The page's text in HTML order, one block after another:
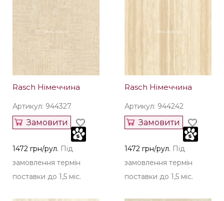
Rasch Німеччина
Артикул: 944327
Замовити
1472 грн/рул. Під
замовлення термін
поставки до 1,5 міс.
Rasch Німеччина
Артикул: 944242
Замовити
1472 грн/рул. Під
замовлення термін
поставки до 1,5 міс.